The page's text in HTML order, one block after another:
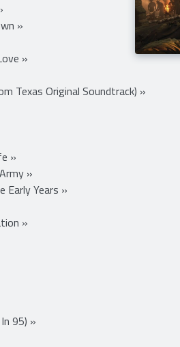
The Dead! »
»
»
Texas Original Soundtrack) »
»
»
Years »
»